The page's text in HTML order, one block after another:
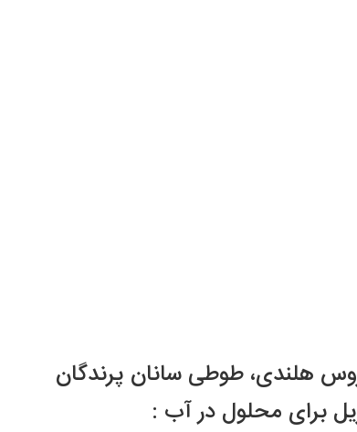
هلندی، طوطی سانان پرندگان
برای محلول در آب :